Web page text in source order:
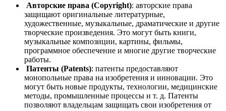
Авторские права (Copyright): авторские права
защищают оригинальные литературные,
художественные, музыкальные, драматические и другие
творческие произведения. Это могут быть книги,
музыкальные композиции, картины, фильмы,
программное обеспечение и многие другие творческие
работы.
Патенты (Patents): патенты предоставляют
монопольные права на изобретения и инновации. Это
могут быть новые продукты, технологии, медицинские
методы, промышленные процессы и т. д. Патенты
позволяют владельцам защищать свои изобретения от